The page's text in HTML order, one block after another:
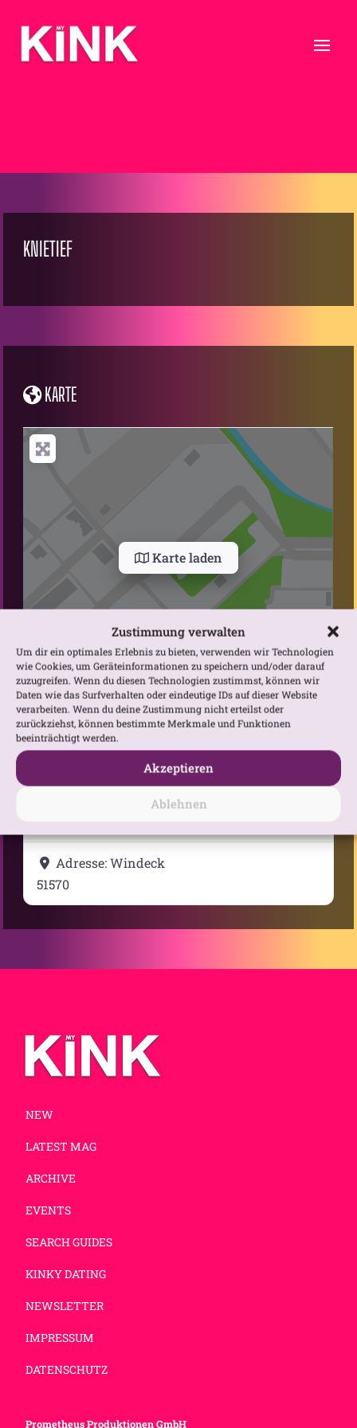
Zustimmung verwalten
Um dir ein optimales Erlebnis zu bieten, verwenden wir Technologien
wie Cookies, um Geräteinformationen zu speichern und/oder darauf
zuzugreifen. Wenn du diesen Technologien zustimmst, können wir
Daten wie das Surfverhalten oder eindeutige IDs auf dieser Website
verarbeiten. Wenn du deine Zustimmung nicht erteilst oder
zurückziehst, können bestimmte Merkmale und Funktionen
beeinträchtigt werden.
Akzeptieren
Ablehnen
KNIETIEF
KARTE
Karte laden
Gib deinen Standort ein.Anfahrtsbeschreibung anfordern
Kategorie:Stammtische
Adresse:Windeck
51570
NEW
LATEST MAG
ARCHIVE
EVENTS
SEARCH GUIDES
KINKY DATING
NEWSLETTER
IMPRESSUM
DATENSCHUTZ
Prometheus Produktionen GmbH